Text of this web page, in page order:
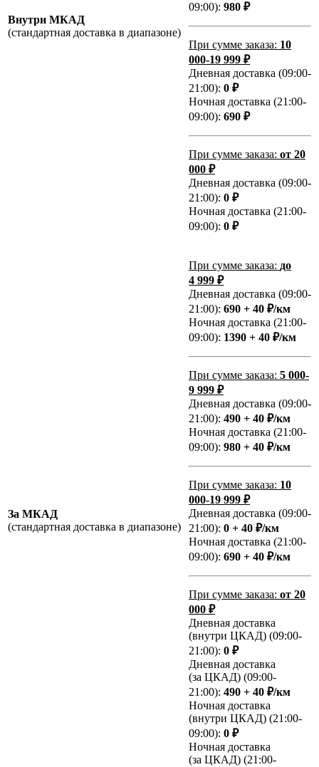
Внутри МКАД
(стандартная доставка в диапазоне)
09:00): 980 ₽
При сумме заказа: 10
000-19 999 ₽
Дневная доставка (09:00-
21:00): 0 ₽
Ночная доставка (21:00-
09:00): 690 ₽
При сумме заказа: от 20
000 ₽
Дневная доставка (09:00-
21:00): 0 ₽
Ночная доставка (21:00-
09:00): 0 ₽
За МКАД
(стандартная доставка в диапазоне)
При сумме заказа: до
4 999 ₽
Дневная доставка (09:00-
21:00): 690 + 40 ₽/км
Ночная доставка (21:00-
09:00): 1390 + 40 ₽/км
При сумме заказа: 5 000-
9 999 ₽
Дневная доставка (09:00-
21:00): 490 + 40 ₽/км
Ночная доставка (21:00-
09:00): 980 + 40 ₽/км
При сумме заказа: 10
000-19 999 ₽
Дневная доставка (09:00-
21:00): 0 + 40 ₽/км
Ночная доставка (21:00-
09:00): 690 + 40 ₽/км
При сумме заказа: от 20
000 ₽
Дневная доставка
(внутри ЦКАД) (09:00-
21:00): 0 ₽
Дневная доставка
(за ЦКАД) (09:00-
21:00): 490 + 40 ₽/км
Ночная доставка
(внутри ЦКАД) (21:00-
09:00): 0 ₽
Ночная доставка
(за ЦКАД) (21:00-